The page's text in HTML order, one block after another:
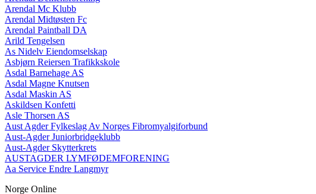
Arendal Mc Klubb
Arendal Midtøsten Fc
Arendal Paintball DA
Arild Tengelsen
As Nidelv Eiendomselskap
Asbjørn Reiersen Trafikkskole
Asdal Barnehage AS
Asdal Magne Knutsen
Asdal Maskin AS
Askildsen Konfetti
Asle Thorsen AS
Aust Agder Fylkeslag Av Norges Fibromyalgiforbund
Aust-Agder Juniorbridgeklubb
Aust-Agder Skytterkrets
AUSTAGDER LYMFØDEMFORENING
Aa Service Endre Langmyr
Norge Online